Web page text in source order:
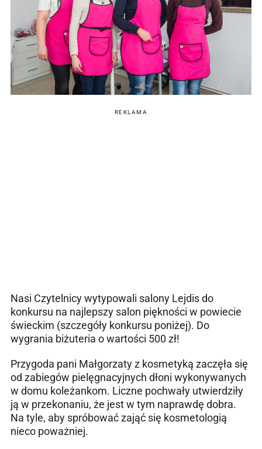
REKLAMA
Nasi Czytelnicy wytypowali salony Lejdis do
konkursu na najlepszy salon piękności w powiecie
świeckim (szczegóły konkursu poniżej). Do
wygrania biżuteria o wartości 500 zł!
Przygoda pani Małgorzaty z kosmetyką zaczęła się
od zabiegów pielęgnacyjnych dłoni wykonywanych
w domu koleżankom. Liczne pochwały utwierdziły
ją w przekonaniu, że jest w tym naprawdę dobra.
Na tyle, aby spróbować zająć się kosmetologią
nieco poważniej.